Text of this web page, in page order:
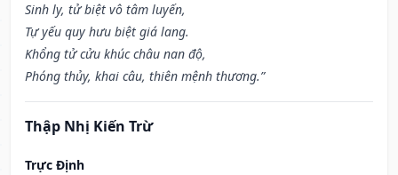
Sinh ly, tử biệt vô tâm luyến,
Tự yếu quy hưu biệt giá lang.
Khổng tử cửu khúc châu nan độ,
Phóng thủy, khai câu, thiên mệnh thương.”
Thập Nhị Kiến Trừ
Trực Định